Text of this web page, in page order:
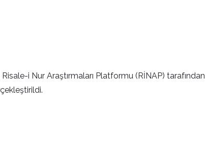
i Nur Araştırmaları Platformu (RİNAP)